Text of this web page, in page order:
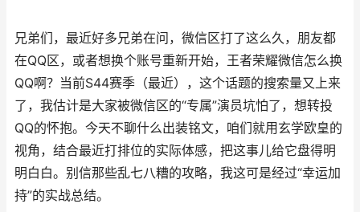
兄弟们，最近好多兄弟在问，微信区打了这么久，朋友都
在QQ区，或者想换个账号重新开始，王者荣耀微信怎么换
QQ啊？当前S44赛季（最近），这个话题的搜索量又上来
了，我估计是大家被微信区的“专属”演员坑怕了，想转投
QQ的怀抱。今天不聊什么出装铭文，咱们就用玄学欧皇的
视角，结合最近打排位的实际体感，把这事儿给它盘得明
明白白。别信那些乱七八糟的攻略，我这可是经过“幸运加
持”的实战总结。